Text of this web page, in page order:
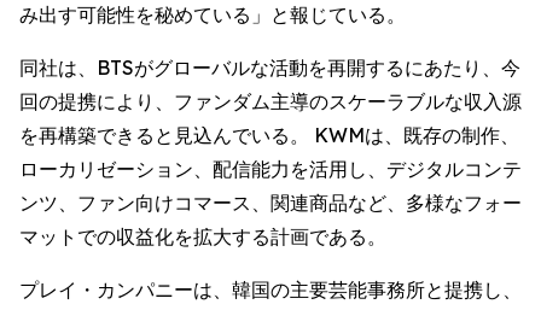
み出す可能性を秘めている」と報じている。
同社は、BTSがグローバルな活動を再開するにあたり、今
回の提携により、ファンダム主導のスケーラブルな収入源
を再構築できると見込んでいる。 KWMは、既存の制作、
ローカリゼーション、配信能力を活用し、デジタルコンテ
ンツ、ファン向けコマース、関連商品など、多様なフォー
マットでの収益化を拡大する計画である。
プレイ・カンパニーは、韓国の主要芸能事務所と提携し、